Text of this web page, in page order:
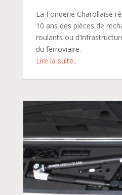
La Fonderie Charollaise
10 ans des pièces de
roulants ou
du ferroviaire.
Lire la suite...